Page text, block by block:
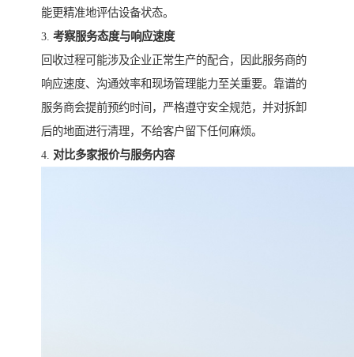
能更精准地评估设备状态。
3. 考察服务态度与响应速度
回收过程可能涉及企业正常生产的配合，因此服务商的
响应速度、沟通效率和现场管理能力至关重要。靠谱的
服务商会提前预约时间，严格遵守安全规范，并对拆卸
后的地面进行清理，不给客户留下任何麻烦。
4. 对比多家报价与服务内容